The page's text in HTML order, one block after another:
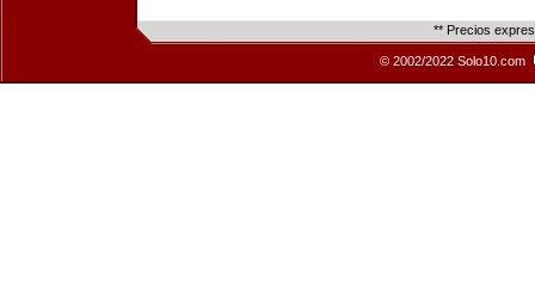
** Precios
© 2002/2022 Solo10.com